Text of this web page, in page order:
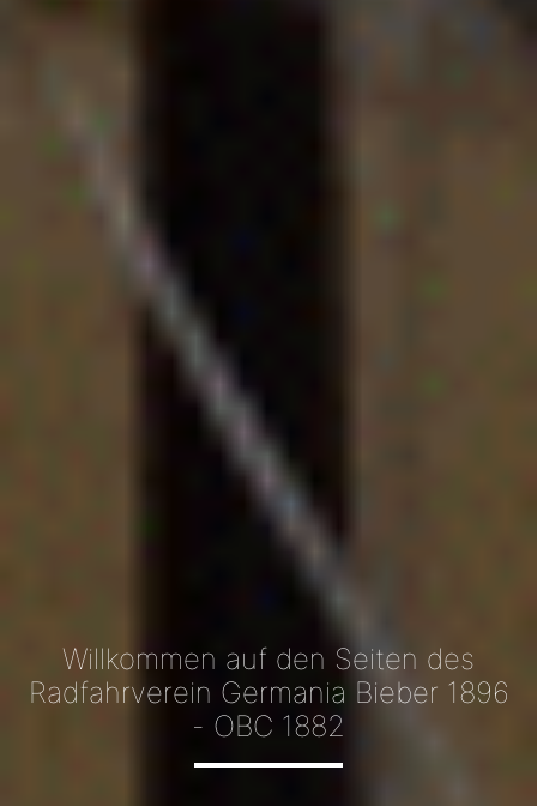
Willkommen auf den Seiten des
Radfahrverein Germania Bieber 1896
- OBC 1882